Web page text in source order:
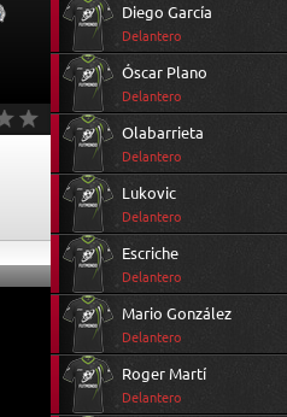
Diego García
Delantero
Óscar Plano
Delantero
Olabarrieta
Delantero
Lukovic
Delantero
Escriche
Delantero
Mario González
Delantero
Roger Martí
Delantero